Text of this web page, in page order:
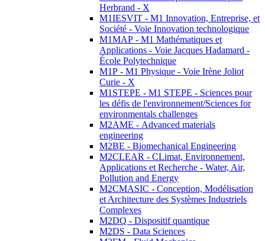
Herbrand - X
M1IESVIT - M1 Innovation, Entreprise, et
Société - Voie Innovation technologique
M1MAP - M1 Mathématiques et
Applications - Voie Jacques Hadamard -
École Polytechnique
M1P - M1 Physique - Voie Irène Joliot
Curie - X
M1STEPE - M1 STEPE - Sciences pour
les défis de l'environnement/Sciences for
environmentals challenges
M2AME - Advanced materials
engineering
M2BE - Biomechanical Engineering
M2CLEAR - CLimat, Environnement,
Applications et Recherche - Water, Air,
Pollution and Energy
M2CMASIC - Conception, Modélisation
et Architecture des Systèmes Industriels
Complexes
M2DQ - Dispositif quantique
M2DS - Data Sciences